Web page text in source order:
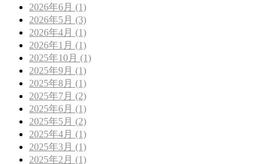
2026年6月 (1)
2026年5月 (3)
2026年4月 (1)
2026年1月 (1)
2025年10月 (1)
2025年9月 (1)
2025年8月 (1)
2025年7月 (2)
2025年6月 (1)
2025年5月 (2)
2025年4月 (1)
2025年3月 (1)
2025年2月 (1)